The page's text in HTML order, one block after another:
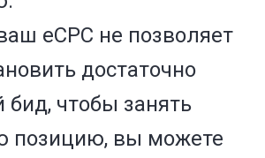
eCPC не позволяет
достаточно
бид, чтобы занять
позицию, вы можете